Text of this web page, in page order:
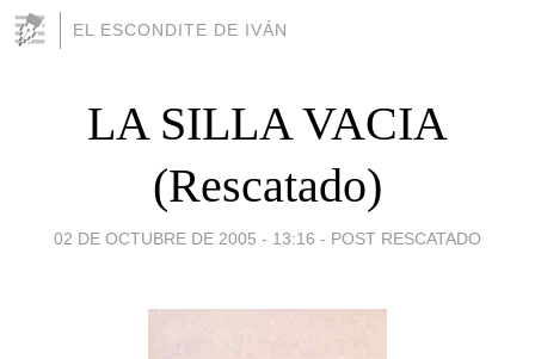
EL ESCONDITE DE IVÁN
LA SILLA VACIA
(Rescatado)
02 DE OCTUBRE DE 2005 - 13:16 - POST RESCATADO